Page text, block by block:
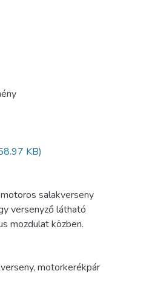
KB)
salakverseny
versenyző látható
mozdulat közben.
motorkerékpár